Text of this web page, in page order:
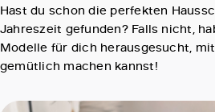
Hast du schon die perfekten
Jahreszeit gefunden? Falls nicht,
Modelle für dich herausgesucht,
gemütlich machen kannst!